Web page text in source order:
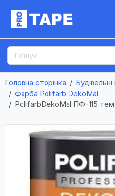
Головна сторінка
Фарба Polifarb DekoMal
PolifarbDekoMal ПФ-115